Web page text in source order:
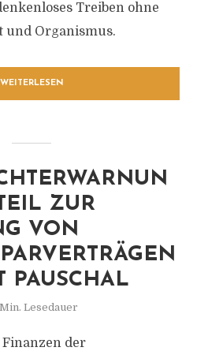
Treiben ohne
und Organismus.
WEITERLESEN
ZUR
VON
PAUSCHAL
Lesedauer
der